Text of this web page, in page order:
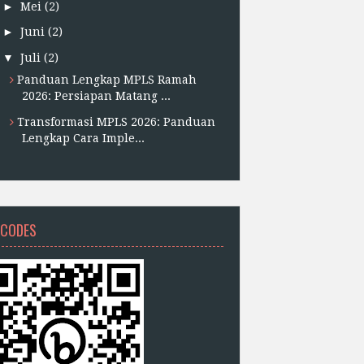
► Mei (2)
► Juni (2)
▼
Juli (2)
Panduan Lengkap MPLS Ramah
2026: Persiapan Matang ...
Transformasi MPLS 2026: Panduan
Lengkap Cara Imple...